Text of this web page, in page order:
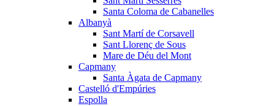
Santa Coloma de Cabanelles
Albanyà
Sant Martí de Corsavell
Sant Llorenç de Sous
Mare de Déu del Mont
Capmany
Santa Àgata de Capmany
Castelló d'Empúries
Espolla